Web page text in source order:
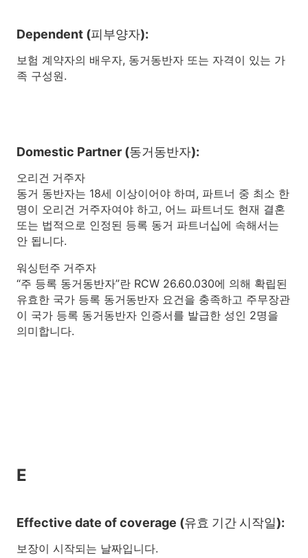
Dependent (피부양자):
보험 계약자의 배우자, 동거동반자 또는 자격이 있는 가
족 구성원.
Domestic Partner (동거동반자):
오리건 거주자
동거 동반자는 18세 이상이어야 하며, 파트너 중 최소 한
명이 오리건 거주자여야 하고, 어느 파트너도 현재 결혼
또는 법적으로 인정된 등록 동거 파트너십에 속해서는
안 됩니다.
워싱턴주 거주자
“주 등록 동거동반자”란 RCW 26.60.030에 의해 확립된
유효한 국가 등록 동거동반자 요건을 충족하고 주무장관
이 국가 등록 동거동반자 인증서를 발급한 성인 2명을
의미합니다.
E
Effective date of coverage (유효 기간 시작일):
보장이 시작되는 날짜입니다.